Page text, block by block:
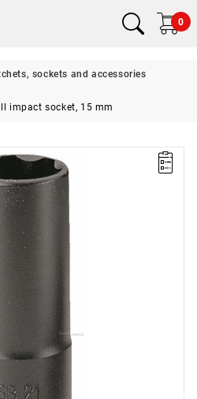
0
sockets and accessories
impact socket, 15 mm